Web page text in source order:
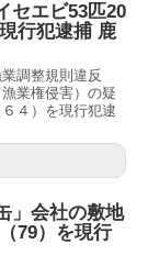
セエビ53匹20
行犯逮捕 鹿
調整規則違反
業権侵害）の疑
４）を現行犯逮
」会社の敷地
79）を現行